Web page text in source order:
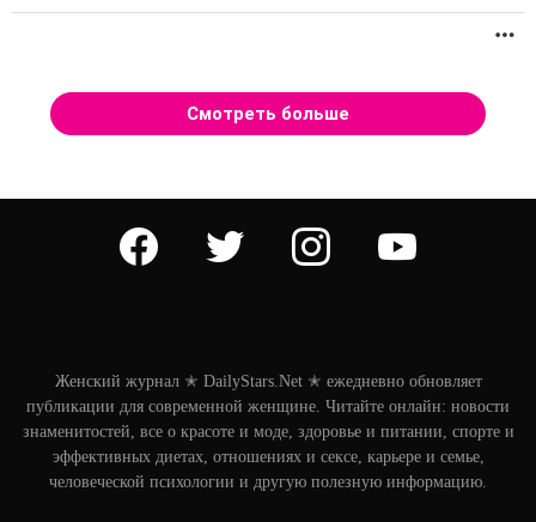
Смотреть больше
facebook twitter instagram
Женский журнал ✭ DailyStars.Net ✭ ежедневно обновляет
публикации для современной женщине. Читайте онлайн: новости
знаменитостей, все о красоте и моде, здоровье и питании, спорте и
эффективных диетах, отношениях и сексе, карьере и семье,
человеческой психологии и другую полезную информацию.